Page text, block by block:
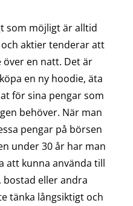
som möjligt är alltid
aktier tenderar att
en natt. Det är
en ny hoodie, äta
för sina pengar som
behöver. När man
pengar på börsen
under 30 år har man
att kunna använda till
bostad eller andra
tänka långsiktigt och